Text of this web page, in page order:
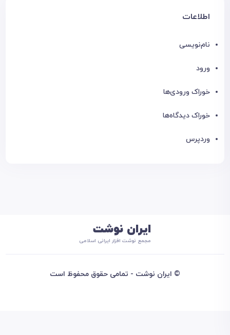
اطلاعات
نام‌نویسی
ورود
خوراک ورودی‌ها
خوراک دیدگاه‌ها
وردپرس
ایران نوشت
مجمع نوشت افزار ایرانی اسلامی
© ایران نوشت - تمامی حقوق محفوظ است